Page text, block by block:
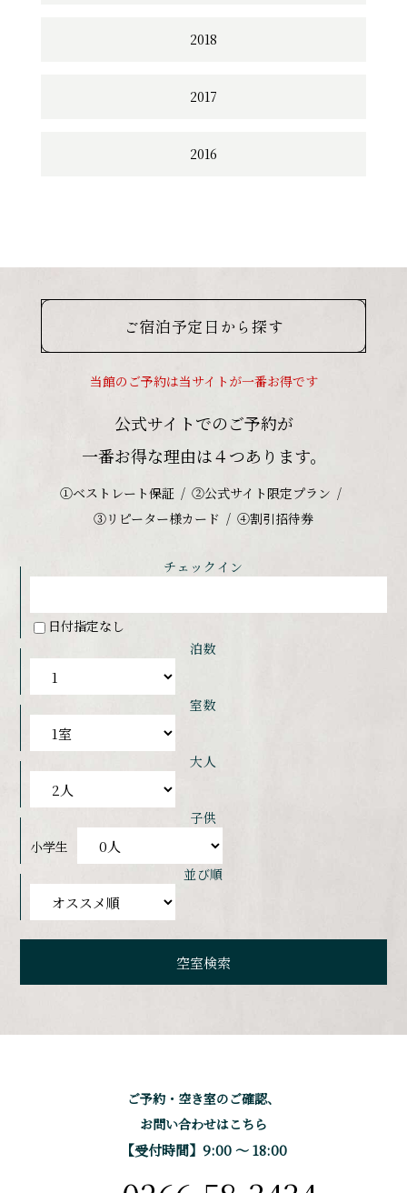
2018
2017
2016
ご宿泊予定日から探す
当館のご予約は当サイトが一番お得です
公式サイトでのご予約が
一番お得な理由は４つあります。
①ベストレート保証
②公式サイト限定プラン
③リピーター様カード
④割引招待券
チェックイン
日付指定なし
泊数
室数
大人
子供
小学生
並び順
ご予約・空き室のご確認、
お問い合わせはこちら
【受付時間】9:00 〜 18:00